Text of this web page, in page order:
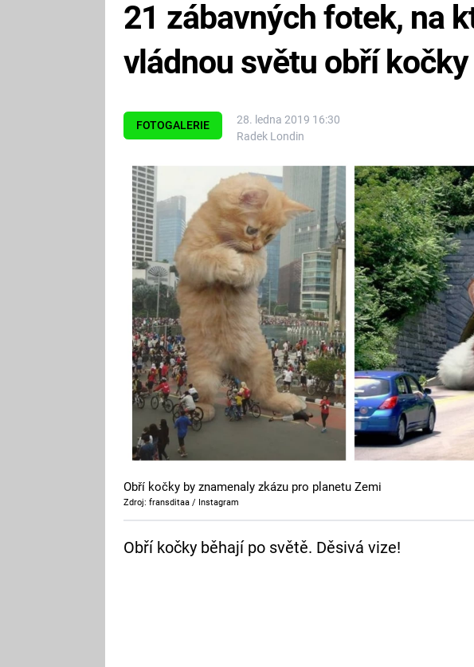
FOTOGALERIE
28. ledna 2019 16:30
Radek Londin
21 zábavných fotek, na
vládnou světu obří kočky
Obří kočky by znamenaly zkázu pro planetu Zemi
Zdroj: fransditaa / Instagram
Obří kočky běhají po světě. Děsivá vize!